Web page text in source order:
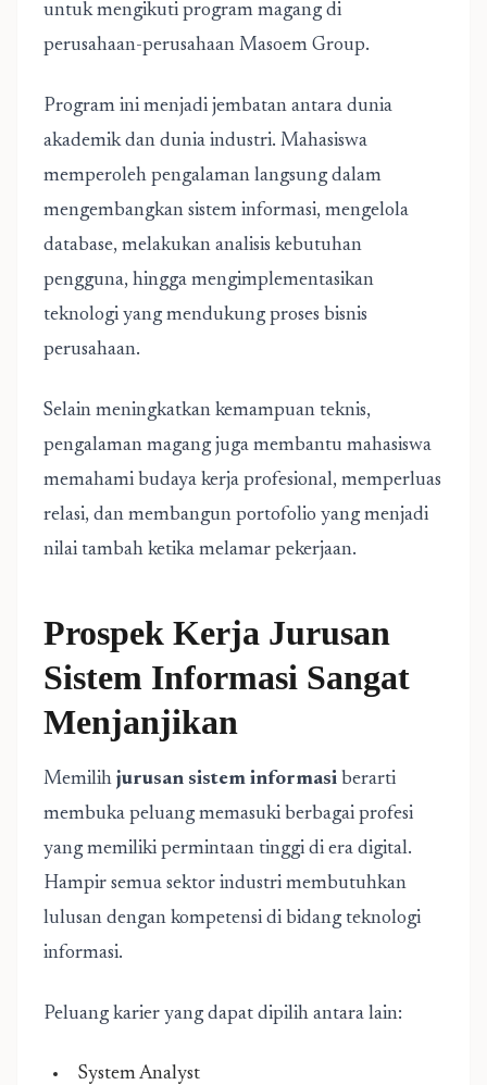
untuk mengikuti program magang di
perusahaan-perusahaan Masoem Group.
Program ini menjadi jembatan antara dunia
akademik dan dunia industri. Mahasiswa
memperoleh pengalaman langsung dalam
mengembangkan sistem informasi, mengelola
database, melakukan analisis kebutuhan
pengguna, hingga mengimplementasikan
teknologi yang mendukung proses bisnis
perusahaan.
Selain meningkatkan kemampuan teknis,
pengalaman magang juga membantu mahasiswa
memahami budaya kerja profesional, memperluas
relasi, dan membangun portofolio yang menjadi
nilai tambah ketika melamar pekerjaan.
Prospek Kerja Jurusan
Sistem Informasi Sangat
Menjanjikan
Memilih jurusan sistem informasi berarti
membuka peluang memasuki berbagai profesi
yang memiliki permintaan tinggi di era digital.
Hampir semua sektor industri membutuhkan
lulusan dengan kompetensi di bidang teknologi
informasi.
Peluang karier yang dapat dipilih antara lain:
System Analyst